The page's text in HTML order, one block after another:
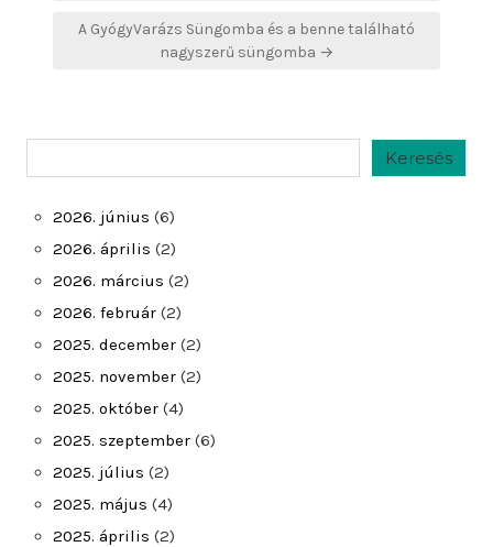
A GyógyVarázs Süngomba és a benne található
nagyszerű süngomba →
Keresés
2026. június (6)
2026. április (2)
2026. március (2)
2026. február (2)
2025. december (2)
2025. november (2)
2025. október (4)
2025. szeptember (6)
2025. július (2)
2025. május (4)
2025. április (2)